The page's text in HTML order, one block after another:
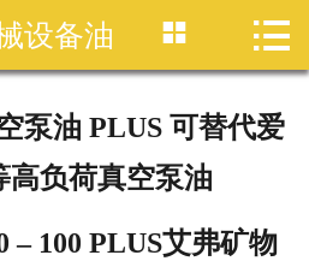
 首页
品牌介绍
设备油  
泵油 PLUS 可替代爱
高负荷真空泵油
– 100 PLUS艾弗矿物